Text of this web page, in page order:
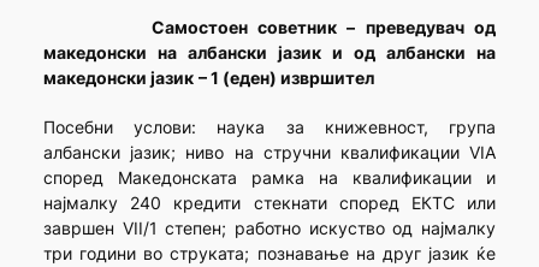
Самостоен советник – преведувач од
македонски на албански јазик и од албански на
македонски јазик – 1 (еден) извршител
Посебни услови: наука за книжевност, група
албански јазик; ниво на стручни квалификации VIА
според Македонската рамка на квалификации и
најмалку 240 кредити стекнати според ЕКТС или
завршен VII/1 степен; работно искуство од најмалку
три години во струката; познавање на друг јазик ќе